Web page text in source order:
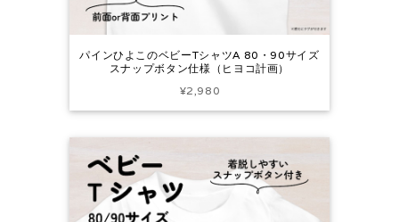
パインひよこのベビーTシャツA 80・90サイズ
スナップボタン仕様（ヒヨコ計画）
¥2,980